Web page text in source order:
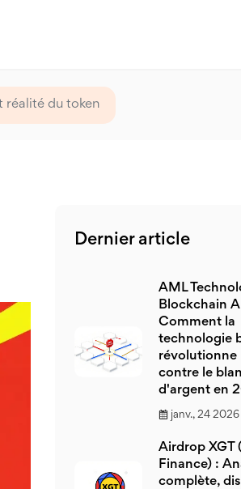
réalité du token
Dernier article
AML
Blockchain
Comment la
technologie
révolutionne
contre le
d'argent en
janv., 24 2026
Airdrop XGT
Finance) :
complète,